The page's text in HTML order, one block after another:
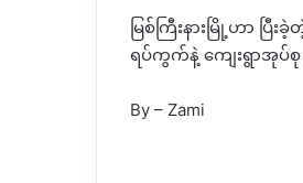
မြစ်ကြီးနားမြို့ဟာ ပ
ရပ်ကွက်နဲ့ ကျေးရွာအုပ်စု
By – Zami